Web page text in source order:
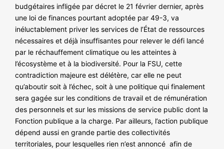
budgétaires infligée par décret le 21 février dernier, après
une loi de finances pourtant adoptée par 49-3, va
inéluctablement priver les services de l’État de ressources
nécessaires et déjà insuffisantes pour relever le défi lancé
par le réchauffement climatique ou les atteintes à
l’écosystème et à la biodiversité. Pour la FSU, cette
contradiction majeure est délétère, car elle ne peut
qu’aboutir soit à l’échec, soit à une politique qui finalement
sera gagée sur les conditions de travail et de rémunération
des personnels et sur les missions de service public dont la
Fonction publique a la charge. Par ailleurs, l’action publique
dépend aussi en grande partie des collectivités
territoriales, pour lesquelles rien n’est annoncé afin de